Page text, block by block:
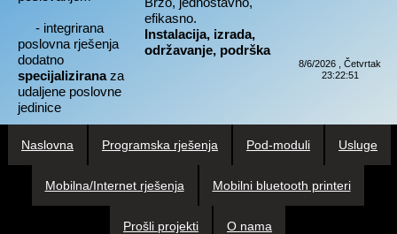
- integrirana
poslovna rješenja
dodatno
specijaliziranaza
udaljene poslovne
jedinice
efikasno.
Instalacija, izrada,
održavanje, podrška
8/6/2026 , Četvrtak
23:22:52
Naslovna Programska rješenja Pod-moduli Usluge
Mobilna/Internet rješenja Mobilni bluetooth printeri
Prošli projekti O nama